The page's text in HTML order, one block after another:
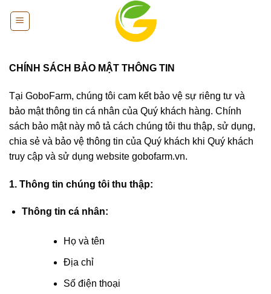
CHÍNH SÁCH BẢO MẬT THÔNG TIN
Tại GoboFarm, chúng tôi cam kết bảo vệ sự riêng tư và
bảo mật thông tin cá nhân của Quý khách hàng. Chính
sách bảo mật này mô tả cách chúng tôi thu thập, sử dụng,
chia sẻ và bảo vệ thông tin của Quý khách khi Quý khách
truy cập và sử dụng website gobofarm.vn.
1. Thông tin chúng tôi thu thập:
Thông tin cá nhân:
Họ và tên
Địa chỉ
Số điện thoại